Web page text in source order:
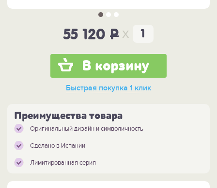
55 120 P x
В корзину
Быстрая покупка 1 клик
Преимущества товара
Оригинальный дизайн и символичность
Сделано в Испании
Лимитированная серия